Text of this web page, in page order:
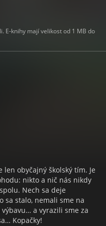
E-knihy mají velikost od 1 MB do
obyčajný školský tím. Je
nikto a nič nás nikdy
Nech sa deje
sa stalo, nemali sme na
a vyrazili sme za
Kopačky!